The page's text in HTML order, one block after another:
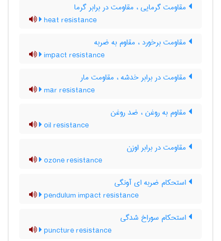
مقاومت گرمایی ، مقاومت در برابر گرما
heat resistance
مقاومت برخورد ، مقاوم به ضربه
impact resistance
مقاومت در برابر خدشه ، مقاومت مار
mar resistance
مقاوم به روغن ، ضد روغن
oil resistance
مقاومت در برابر اوزن
ozone resistance
استحکام ضربه ای آونگی
pendulum impact resistance
استحکام سوراخ شدگی
puncture resistance